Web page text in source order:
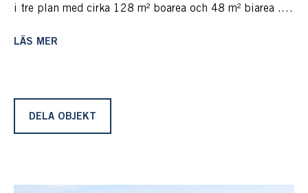
i tre plan med cirka 128 m² boarea och 48 m² biarea .
till Stockholm. Huset omges av stora altaner och
man en villa eller, som nuvarande ägare använt det, som
en weekendboende. Kakelugnar, öppna spisar och
representativa ytor och blir ständigt påmind om
upptäckter.
LÄS MER
DELA OBJEKT